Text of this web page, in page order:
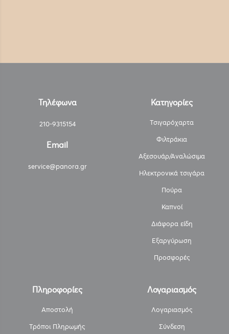
Τηλέφωνα
210-9315154
Email
service@panora.gr
Κατηγορίες
Τσιγαρόχαρτα
Φιλτράκια
Αξεσουάρ/Αναλώσιμα
Ηλεκτρονικά τσιγάρα
Πούρα
Καπνοί
Διάφορα είδη
Εξαργύρωση
Προσφορές
Πληροφορίες
Αποστολή
Τρόποι Πληρωμής
Λογαριασμός
Λογαριασμός
Σύνδεση